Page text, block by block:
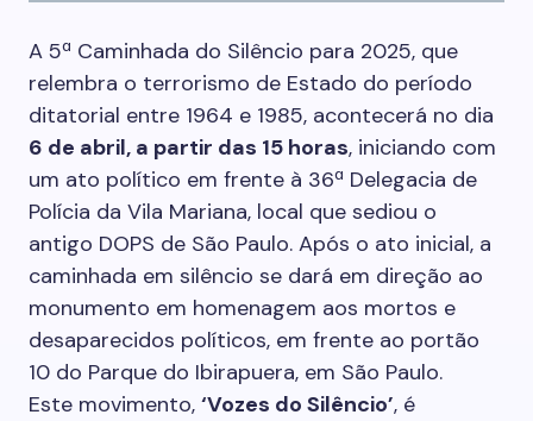
A 5ª Caminhada do Silêncio para 2025, que
relembra o terrorismo de Estado do período
ditatorial entre 1964 e 1985, acontecerá no dia
6 de abril, a partir das 15 horas, iniciando com
um ato político em frente à 36ª Delegacia de
Polícia da Vila Mariana, local que sediou o
antigo DOPS de São Paulo. Após o ato inicial, a
caminhada em silêncio se dará em direção ao
monumento em homenagem aos mortos e
desaparecidos políticos, em frente ao portão
10 do Parque do Ibirapuera, em São Paulo.
Este movimento, ‘Vozes do Silêncio’, é